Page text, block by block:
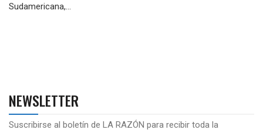
Sudamericana,...
NEWSLETTER
Suscribirse al boletín de LA RAZÓN para recibir toda la